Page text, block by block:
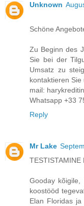
Unknown
Schöne
Zu Beginn des
Sie bei der
Umsatz zu
kontaktieren
mail:
Whatsapp +33
Reply
Mr Lake
TESTISTAMINE
Gooday kõigile,
koostööd
Elan Floridas